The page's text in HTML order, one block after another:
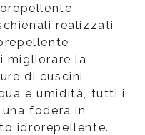
realizzati
migliorare la
di cuscini
e umidità, tutti i
fodera in
idrorepellente.